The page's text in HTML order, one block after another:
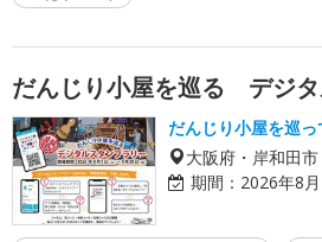
だんじり小屋を巡る デジ
だんじり小屋を巡
大阪府・岸和田市
期間： 2026年8